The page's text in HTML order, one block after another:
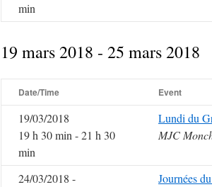
min
19 mars 2018 - 25 mars 2018
Date/Time Event
19/03/2018
19 h 30 min - 21 h 30
min
Lundi du
MJC
24/03/2018 -
Journées